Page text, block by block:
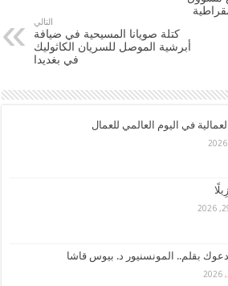
التالي
كتلة صويانا المسيحية في ضيافة
أبرشية الموصل للسريان الكاثوليك
في بغديدا
في اليوم العالمي للعمال
بقلم.. المونسنيور د. بيوس قاشا